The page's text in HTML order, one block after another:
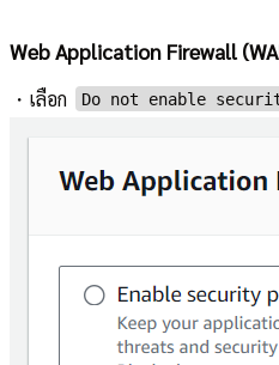
Web Application Firewall
・เลือก Do not enable